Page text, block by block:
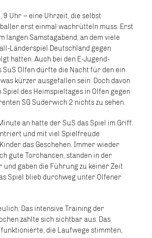
9 Uhr – eine Uhrzeit, die selbst
erst einmal wachrütteln muss. Erst
langen Samstagabend, an dem viele
Länderspiel Deutschland gegen
hatten. Auch bei den E-Jugend-
SuS Olfen dürfte die Nacht für den ein
kürzer ausgefallen sein. Doch davon
des Heimspieltages in Olfen gegen
SG Suderwich 2 nichts zu sehen.
an hatte der SuS das Spiel im Griff.
und mit viel Spielfreude
das Geschehen. Immer wieder
gute Torchancen, standen in der
und gaben die Führung zu keiner Zeit
Spiel blieb durchweg unter Olfener
Das intensive Training der
zahlte sich sichtbar aus. Das
die Laufwege stimmten,